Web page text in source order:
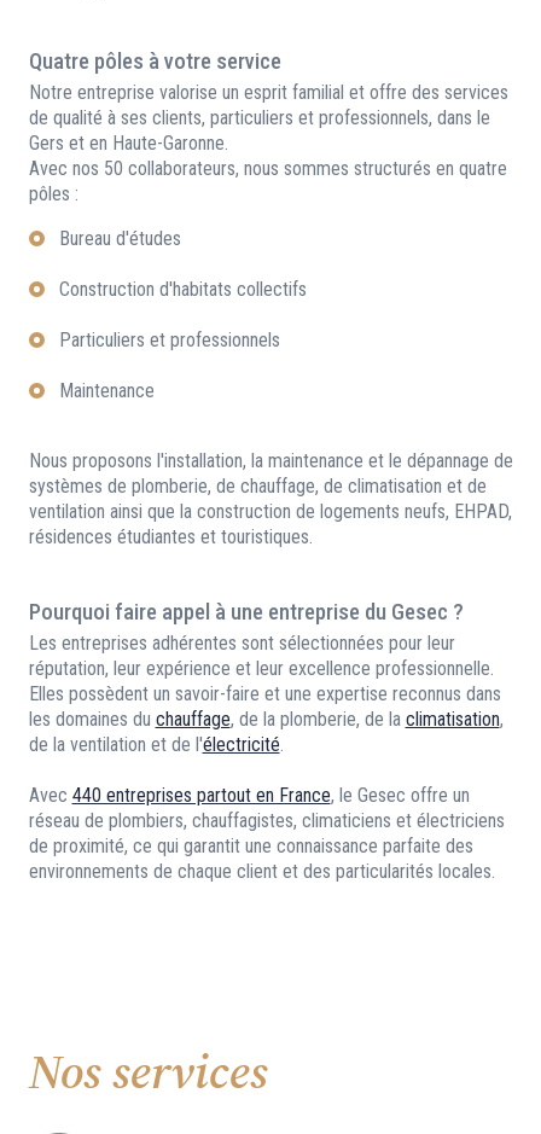
Quatre pôles à votre service
Notre entreprise valorise un esprit familial et offre des services
de qualité à ses clients, particuliers et professionnels, dans le
Gers et en Haute-Garonne.
Avec nos 50 collaborateurs, nous sommes structurés en quatre
pôles :
Bureau d'études
Construction d'habitats collectifs
Particuliers et professionnels
Maintenance
Nous proposons l'installation, la maintenance et le dépannage de
systèmes de plomberie, de chauffage, de climatisation et de
ventilation ainsi que la construction de logements neufs, EHPAD,
résidences étudiantes et touristiques.
Pourquoi faire appel à une entreprise du Gesec ?
Les entreprises adhérentes sont sélectionnées pour leur
réputation, leur expérience et leur excellence professionnelle.
Elles possèdent un savoir-faire et une expertise reconnus dans
les domaines du chauffage, de la plomberie, de la climatisation,
de la ventilation et de l'électricité.
Avec 440 entreprises partout en France, le Gesec offre un
réseau de plombiers, chauffagistes, climaticiens et électriciens
de proximité, ce qui garantit une connaissance parfaite des
environnements de chaque client et des particularités locales.
Nos services